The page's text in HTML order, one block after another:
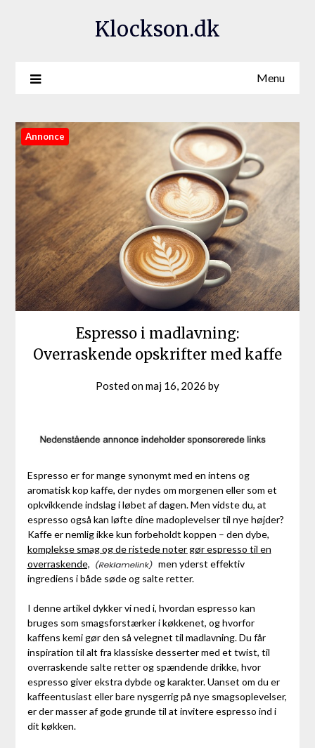
Klockson.dk
Menu
Annonce
Espresso i madlavning:
Overraskende opskrifter med kaffe
Posted onmaj 16, 2026 by
Espresso er for mange synonymt med en intens og
aromatisk kop kaffe, der nydes om morgenen eller som et
opkvikkende indslag i løbet af dagen. Men vidste du, at
espresso også kan løfte dine madoplevelser til nye højder?
Kaffe er nemlig ikke kun forbeholdt koppen – den dybe,
komplekse smag og de ristede noter gør espresso til en
overraskende,
men yderst effektiv
ingrediens i både søde og salte retter.
I denne artikel dykker vi ned i, hvordan espresso kan
bruges som smagsforstærker i køkkenet, og hvorfor
kaffens kemi gør den så velegnet til madlavning. Du får
inspiration til alt fra klassiske desserter med et twist, til
overraskende salte retter og spændende drikke, hvor
espresso giver ekstra dybde og karakter. Uanset om du er
kaffeentusiast eller bare nysgerrig på nye smagsoplevelser,
er der masser af gode grunde til at invitere espresso ind i
dit køkken.